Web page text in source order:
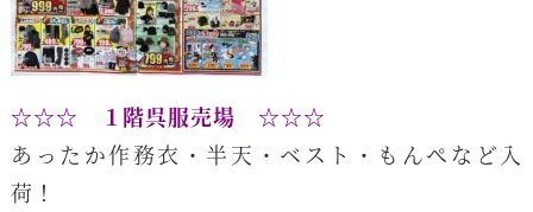
☆☆☆ １階呉服売場 ☆☆☆
あったか作務衣・半天・ベスト・もんぺなど入
荷！